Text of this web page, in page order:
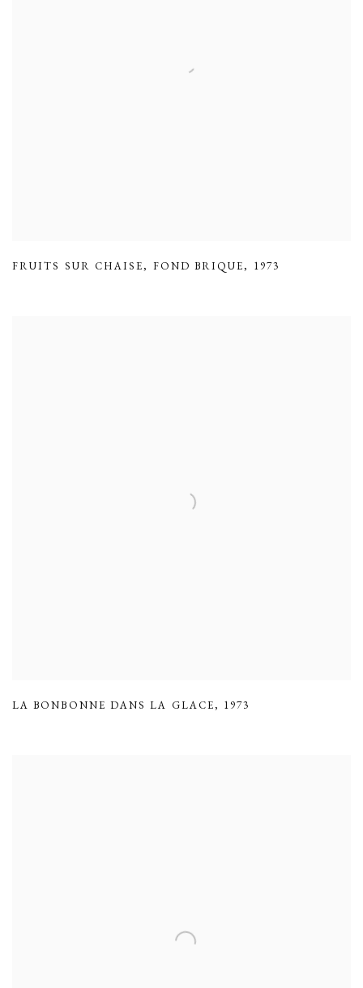
FRUITS SUR CHAISE, FOND BRIQUE, 1973
LA BONBONNE DANS LA GLACE, 1973